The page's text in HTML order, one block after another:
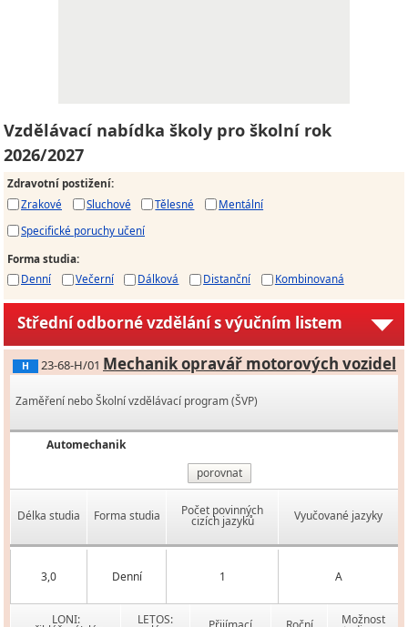
Vzdělávací nabídka školy pro školní rok
2026/2027
Zdravotní postižení:
Zrakové
Sluchové Tělesné
Mentální
Specifické poruchy učení
Forma studia:
Denní
Večerní Dálková Distanční Kombinovaná
Střední odborné vzdělání s výučním listem
H 23-68-H/01 Mechanik opravář motorových vozidel
Zaměření nebo Školní vzdělávací program (ŠVP)
Automechanik
porovnat
Délka studia Forma studia Počet povinných
cizích jazyků Vyučované jazyky
3,0 Denní 1 A
LONI: LETOS: Možnost